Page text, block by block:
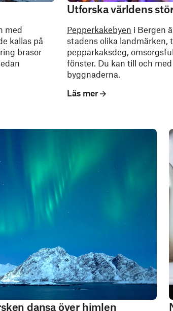
med
kallas på
brasor
Utforska världens
Pepperkakebyen i Bergen
stadens olika landmärken,
pepparkaksdeg,
fönster. Du kan till och
byggnaderna.
Läs mer
dansa över himlen